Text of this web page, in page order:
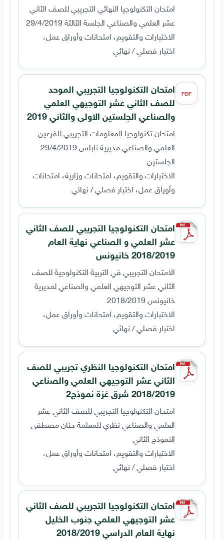
امتحان التكنولوجيا النهائي التجريبي للصف الثاني
عشر العلمي والصناعي الجلسة الثالثة 29/4/2019
الاختبارات والتقويم، امتحانات وأوراق عمل،
اختبار فصلي / نهائي
PDF
امتحان التكنولوجيا التجريبي الموحد
للصف الثاني عشر التوجيهي العلمي
والصناعي الجلستين الاولى والثاني 2019
امتحان تكنولوجيا المعلومات التجريبي للفرعين
العلمي والصناعي مديرية نابلس 29/4/2019
الجلستين
الاختبارات والتقويم، امتحانات وزارية، امتحانات
وأوراق عمل، اختبار فصلي / نهائي
امتحان التكنولوجيا التجريبي للصف الثاني
عشر العلمي و الصناعي نهاية العام
2018/2019 خانيونس
الامتحان التجريبي في التربية التكنولوجية للصف
الثاني عشر التوجيهي العلمي والصناعي لمديرية
خانيونس 2018/2019
الاختبارات والتقويم، امتحانات وأوراق عمل،
اختبار فصلي / نهائي
امتحان التكنولوجيا النظري تجريبي للصف
الثاني عشر التوجيهي العلمي والصناعي
2018/2019 شرق غزة نموذج2
امتحان التكنولوجيا التجريبي للصف الثاني عشر
العلمي والصناعي نظري للمعلمة حنان مصطفى
النموذج الثاني
الاختبارات والتقويم، امتحانات وأوراق عمل،
اختبار فصلي / نهائي
امتحان التكنولوجيا التجريبي للصف الثاني
عشر التوجيهي العلمي جنوب الخليل
نهاية العام الدراسي 2018/2019